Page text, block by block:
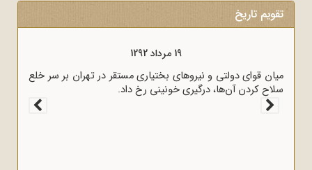
تقویم تاریخ
19 مرداد 1292
میان قوای دولتی و نیروهای بختیاری مستقر در تهران بر سر خلع
سلاح کردن آن‌ها، درگیری خونینی رخ داد.